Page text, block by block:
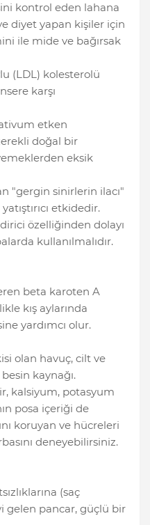
kontrol eden lahana
diyet yapan kişiler için
ile mide ve bağırsak
(LDL) kolesterolü
karşı
etken
doğal bir
eksik
"gergin sinirlerin ilacı"
etkidedir.
özelliğinden dolayı
kullanılmalıdır.
beta karoten A
kış aylarında
yardımcı olur.
olan havuç, cilt ve
kaynağı.
kalsiyum, potasyum
posa içeriği de
koruyan ve hücreleri
deneyebilirsiniz.
(saç
gelen pancar, güçlü bir